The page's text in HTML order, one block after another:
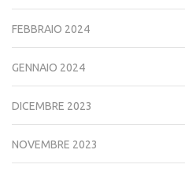
FEBBRAIO 2024
GENNAIO 2024
DICEMBRE 2023
NOVEMBRE 2023